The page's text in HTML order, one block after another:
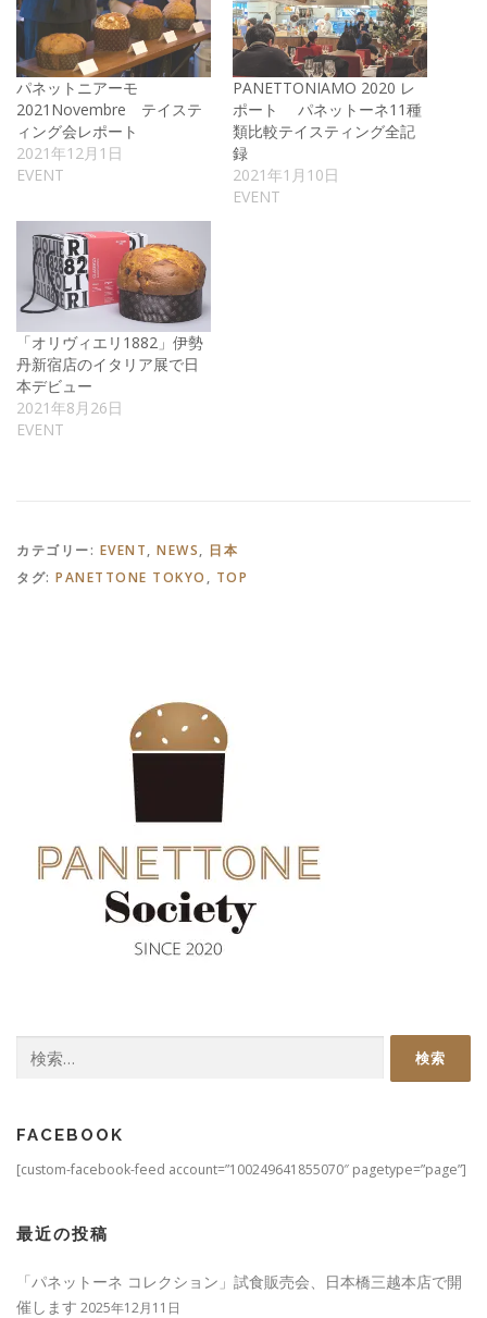
パネットニアーモ
2021Novembre テイステ
ィング会レポート
2021年12月1日
EVENT
PANETTONIAMO 2020 レ
ポート パネットーネ11種
類比較テイスティング全記
録
2021年1月10日
EVENT
「オリヴィエリ1882」伊勢
丹新宿店のイタリア展で日
本デビュー
2021年8月26日
EVENT
カテゴリー: EVENT, NEWS, 日本
タグ: PANETTONE TOKYO , TOP
索:
FACEBOOK
[custom-facebook-feed account=”100249641855070″ pagetype=”page”]
最近の投稿
「パネットーネ コレクション」試食販売会、日本橋三越本店で開
催します 2025年12月11日